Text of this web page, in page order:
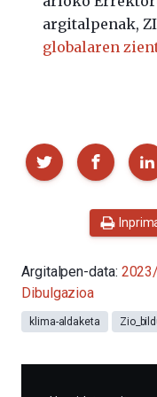
argitalpenak,
globalaren
Partekatu
Argitalpen-data:
Dibulgazioa
klima-aldaketa